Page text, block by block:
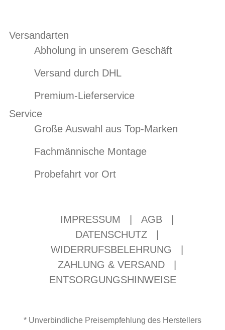
Versandarten
Abholung in unserem Geschäft
Versand durch DHL
Premium-Lieferservice
Service
Große Auswahl aus Top-Marken
Fachmännische Montage
Probefahrt vor Ort
IMPRESSUM AGB
DATENSCHUTZ
WIDERRUFSBELEHRUNG
ZAHLUNG & VERSAND
ENTSORGUNGSHINWEISE
* Unverbindliche Preisempfehlung des Herstellers